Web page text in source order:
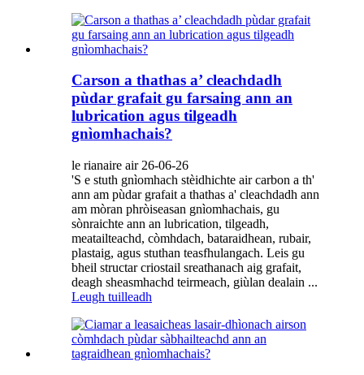
Carson a thathas a’ cleachdadh
pùdar grafait gu farsaing ann an
lubrication agus tilgeadh
gnìomhachais?
le rianaire air 26-06-26
'S e stuth gnìomhach stèidhichte air carbon a th'
ann am pùdar grafait a thathas a' cleachdadh ann
am mòran phròiseasan gnìomhachais, gu
sònraichte ann an lubrication, tilgeadh,
meatailteachd, còmhdach, bataraidhean, rubair,
plastaig, agus stuthan teasfhulangach. Leis gu
bheil structar criostail sreathanach aig grafait,
deagh sheasmhachd teirmeach, giùlan dealain ...
Leugh tuilleadh